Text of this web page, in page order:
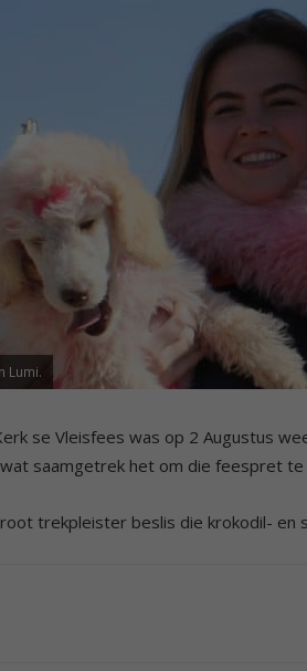
Lumi.
se Vleisfees was op 2 Augustus
saamgetrek het om die feespret te
trekpleister beslis die krokodil- en